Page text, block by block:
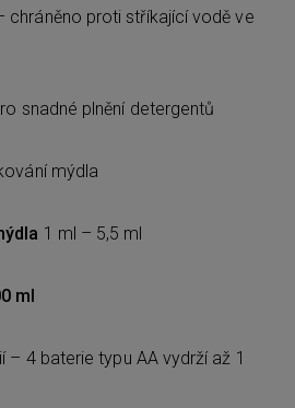
chráněno proti stříkající vodě ve
snadné plnění detergentů
mýdla
1 ml – 5,5 ml
ml
– 4 baterie typu AA vydrží až 1